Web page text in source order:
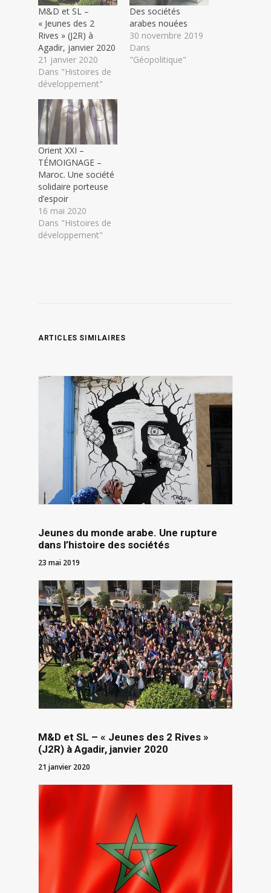
M&D et SL –
« Jeunes des 2
Rives » (J2R) à
Agadir, janvier 2020
21 janvier 2020
Dans "Histoires de
développement"
Des sociétés
arabes nouées
30 novembre 2019
Dans
"Géopolitique"
Orient XXI –
TÉMOIGNAGE –
Maroc. Une société
solidaire porteuse
d’espoir
16 mai 2020
Dans "Histoires de
développement"
ARTICLES SIMILAIRES
Jeunes du monde arabe. Une rupture
dans l’histoire des sociétés
23 mai 2019
M&D et SL – « Jeunes des 2 Rives »
(J2R) à Agadir, janvier 2020
21 janvier 2020